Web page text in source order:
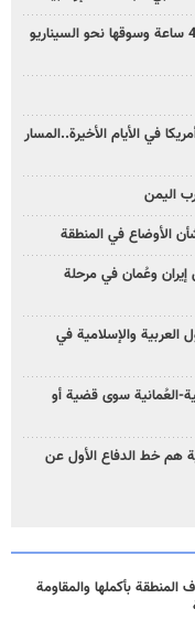
بزشكيان: خططوا لإسقاط إيران خلال 48 ساعة وسوقها نحو السيناريو
في الأيام الأخيرة..المسار
اليمن
الأوضاع في المنطقة
إيران وعُمان في مرحلة
العربية والإسلامية في
العُمانية سوى قضية أو
هم خط الدفاع الأول عن
بأكملها والمقاومة